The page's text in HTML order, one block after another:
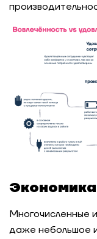
Многочисленные
даже небольшое